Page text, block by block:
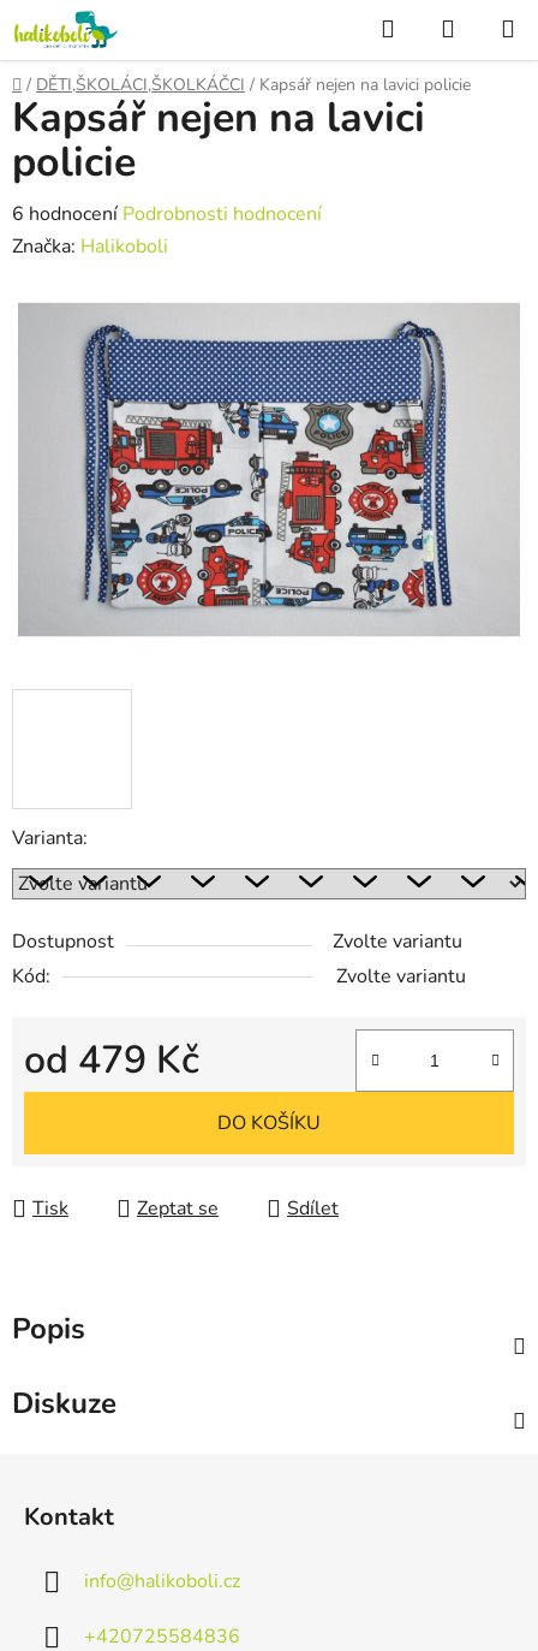
na
obsah
Hledat
KOŠÍK
Domů
/ DĚTI,ŠKOLÁCI,ŠKOLKÁČCI / Kapsář nejen na lavici policie
Varianta:
Dostupnost
Zvolte variantu
Kód:
Zvolte variantu
od 479 Kč
Měrná cena:
DO KOŠÍKU
Tisk Zeptat se Sdílet
Kapsář nejen na lavici
policie
Průměrné
hodnocení
je
hvězdiček.
6 hodnocení Podrobnosti hodnocení
Značka: Halikoboli
Popis
Diskuze
Kontakt
info@halikoboli.cz
+420725584836